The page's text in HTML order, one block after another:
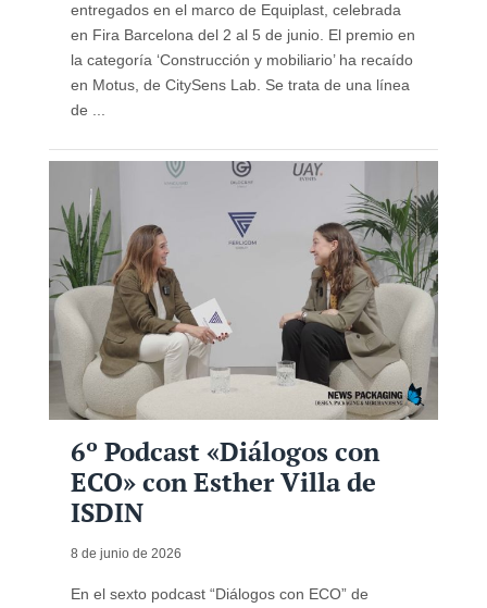
entregados en el marco de Equiplast, celebrada
en Fira Barcelona del 2 al 5 de junio. El premio en
la categoría ‘Construcción y mobiliario’ ha recaído
en Motus, de CitySens Lab. Se trata de una línea
de ...
6º Podcast «Diálogos con
ECO» con Esther Villa de
ISDIN
8 de junio de 2026
En el sexto podcast “Diálogos con ECO” de